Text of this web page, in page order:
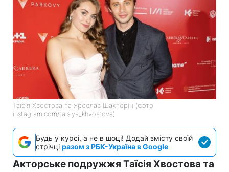
Таїсія Хвостова та Ярослав Шахторін (фото:
instagram.com/taisiya_khvostova)
Будь у курсі, а не в шоці! Додай змісту своїй
стрічці разом з РБК-Україна в Google
Акторське подружжя Таїсія Хвостова та